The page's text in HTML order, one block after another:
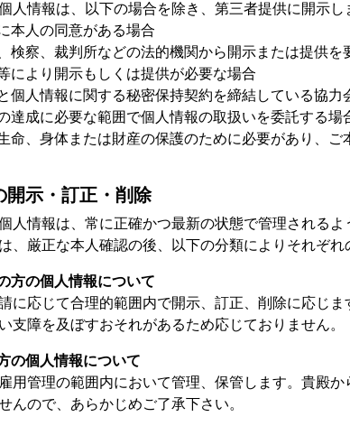
人情報は、以下の場合を除き、第三者提供に開示し
本人の同意がある場合
検察、裁判所などの法的機関から開示または提供を
により開示もしくは提供が必要な場合
個人情報に関する秘密保持契約を締結している協
達成に必要な範囲で個人情報の取扱いを委託する場
命、身体または財産の保護のために必要があり、
開示・訂正・削除
人情報は、常に正確かつ最新の状態で管理される
、厳正な本人確認の後、以下の分類によりそれぞれ
方の個人情報について
に応じて合理的範囲内で開示、訂正、削除に応じ
支障を及ぼすおそれがあるため応じておりません。
の個人情報について
用管理の範囲内において管理、保管します。貴殿
んので、あらかじめご了承下さい。